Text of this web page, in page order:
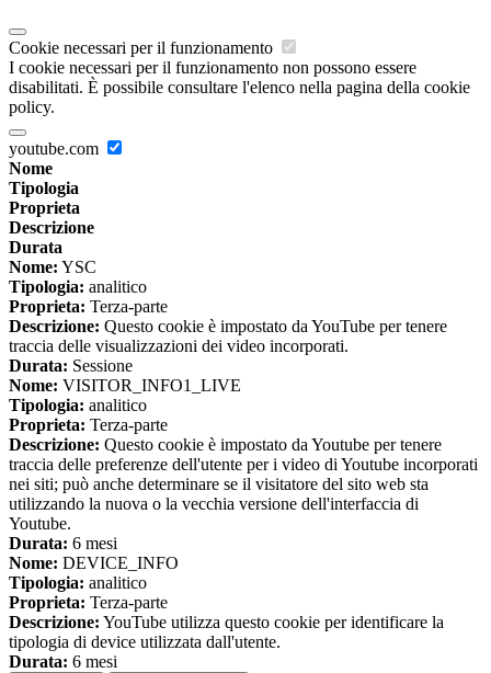
Cookie necessari per il funzionamento
I cookie necessari per il funzionamento non possono essere
disabilitati. È possibile consultare l'elenco nella pagina della cookie
policy.
youtube.com
Nome
Tipologia
Proprieta
Descrizione
Durata
Nome: YSC
Tipologia: analitico
Proprieta: Terza-parte
Descrizione: Questo cookie è impostato da YouTube per tenere
traccia delle visualizzazioni dei video incorporati.
Durata: Sessione
Nome: VISITOR_INFO1_LIVE
Tipologia: analitico
Proprieta: Terza-parte
Descrizione: Questo cookie è impostato da Youtube per tenere
traccia delle preferenze dell'utente per i video di Youtube incorporati
nei siti; può anche determinare se il visitatore del sito web sta
utilizzando la nuova o la vecchia versione dell'interfaccia di
Youtube.
Durata: 6 mesi
Nome: DEVICE_INFO
Tipologia: analitico
Proprieta: Terza-parte
Descrizione: YouTube utilizza questo cookie per identificare la
tipologia di device utilizzata dall'utente.
Durata: 6 mesi